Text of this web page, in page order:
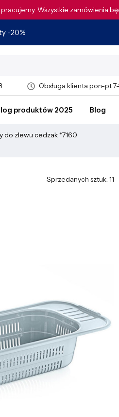
Wszystkie zamówienia
-20%
Obsługa klienta pon-pt 7-
produktów 2025 Blog
do zlewu cedzak *7160
Sprzedanych sztuk: 11